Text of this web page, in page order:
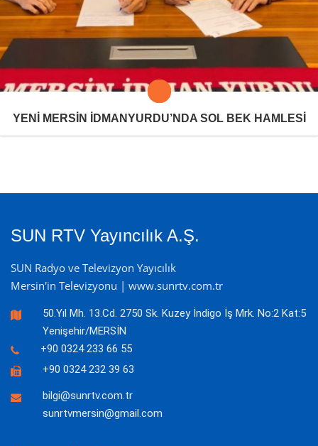
YENİ MERSİN İDMANYURDU’NDA SOL BEK HAMLESİ
SUN RTV Yayıncılık A.Ş.
SUN Radyo ve Televizyon Yayıcılık
Mersin'in Televizyonu | www.sunrtv.com.tr
50.Yıl Mh. 13.Cd. 2750 Sk. Kuzey İndigo İş Mrk. No:2 Kat:5
Yenişehir/MERSİN
+90 0324 233 66 55
+90 0324 232 39 63
bilgi@sunrtv.com.tr
sunrtvmersin@gmail.com